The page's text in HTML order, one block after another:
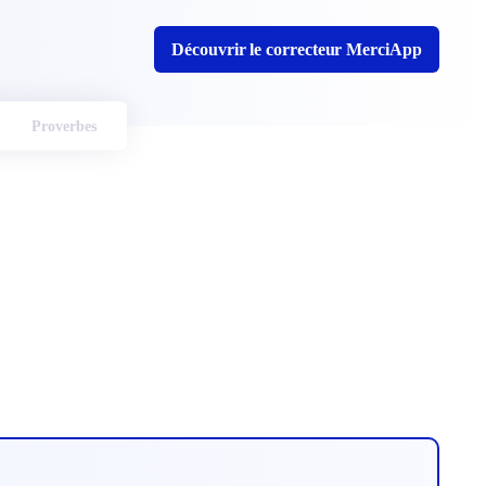
Découvrir le correcteur MerciApp
Proverbes